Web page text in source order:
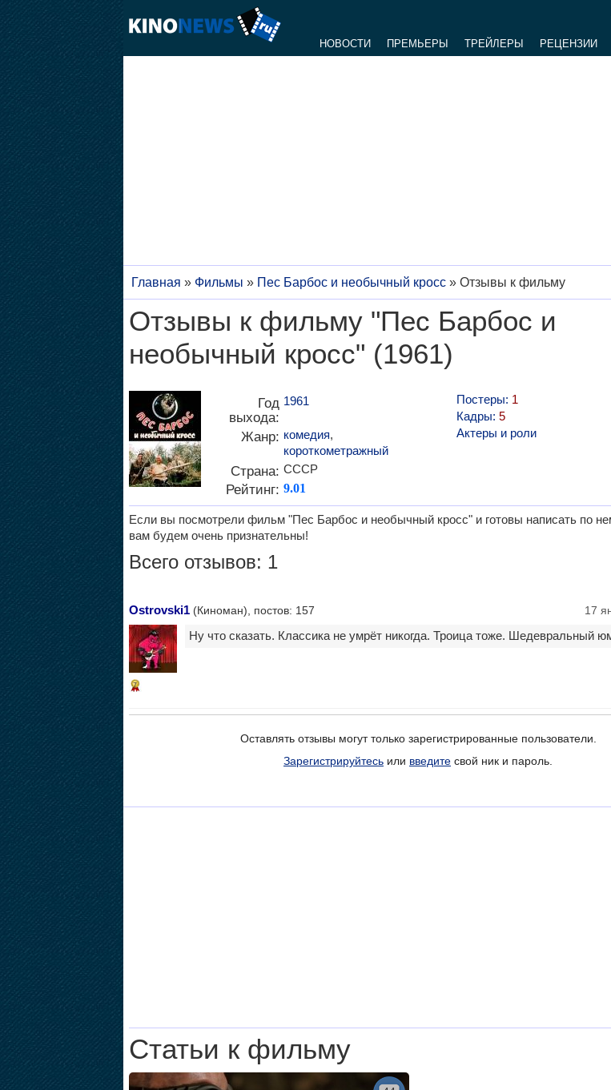
НОВОСТИ ПРЕМЬЕРЫ ТРЕЙЛЕРЫ РЕЦЕНЗИИ
Главная » Фильмы » Пес Барбос и необычный кросс» Отзывы к фильму
Отзывы к фильму "Пес Барбос и
необычный кросс" (1961)
Год
выхода:
1961
Жанр: комедия,
короткометражный
Страна: СССР
Рейтинг: 9.01
Постеры: 1
Кадры: 5
Актеры и роли
Если вы посмотрели фильм "Пес Барбос и необычный кросс" и готовы написать по
вам будем очень признательны!
Всего отзывов: 1
Ostrovski1(Киноман), постов: 157 17
7
Ну что сказать. Классика не умрёт никогда. Троица тоже. Шедевральный
Оставлять отзывы могут только зарегистрированные пользователи.
Зарегистрируйтесь или введите свой ник и пароль.
Статьи к фильму